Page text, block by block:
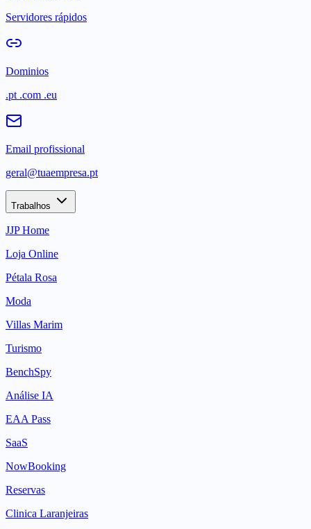
Servidores rápidos
Dominios
.pt .com .eu
Email profissional
geral@tuaempresa.pt
Trabalhos
JJP Home
Loja Online
Pétala Rosa
Moda
Villas Marim
Turismo
BenchSpy
Análise IA
EAA Pass
SaaS
NowBooking
Reservas
Clinica Laranjeiras